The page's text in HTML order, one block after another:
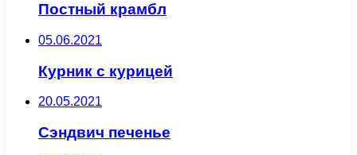
Постный крамбл
05.06.2021
Курник с курицей
20.05.2021
Сэндвич печенье